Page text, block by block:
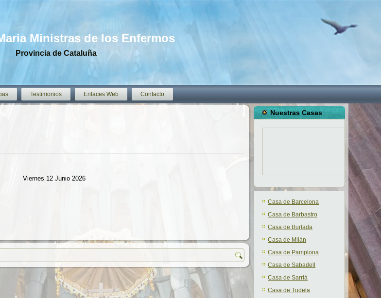
Ministras de los Enfermos
Provincia de Cataluña
Testimonios Enlaces Web Contacto
Viernes 12 Junio 2026
Nuestras Casas
Casa de Barcelona
Casa de Barbastro
Casa de Burlada
Casa de Milán
Casa de Pamplona
Casa de Sabadell
Casa de Sarriá
Casa de Tudela